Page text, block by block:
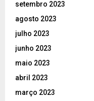
setembro 2023
agosto 2023
julho 2023
junho 2023
maio 2023
abril 2023
março 2023